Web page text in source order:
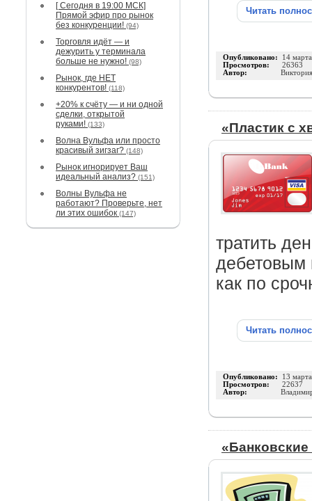
[ Сегодня в 19:00 МСК]
Прямой эфир про рынок
без конкуренции! (94)
Торговля идёт — и
дежурить у терминала
больше не нужно! (98)
Рынок, где НЕТ
конкурентов! (118)
+20% к счёту — и ни одной
сделки, открытой
руками! (133)
Волна Вульфа или просто
красивый зигзаг? (148)
Рынок игнорирует Ваш
идеальный анализ? (151)
Волны Вульфа не
работают? Проверьте, нет
ли этих ошибок (147)
Читать
Опубликовано: 14
Просмотров: 26363
Автор:
«Пластик с
тратить
дебетовым
как по
Читать
Опубликовано: 13
Просмотров: 22637
Автор: